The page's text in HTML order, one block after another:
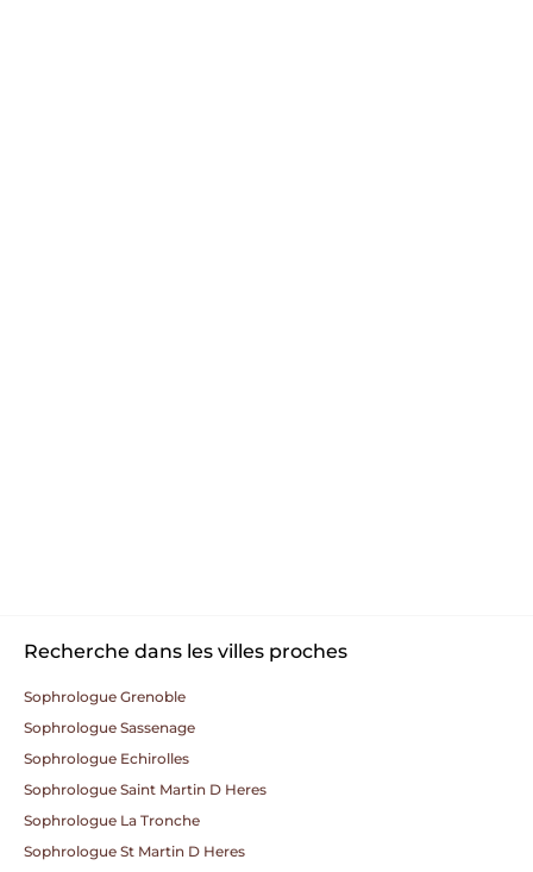
Recherche dans les villes proches
Sophrologue Grenoble
Sophrologue Sassenage
Sophrologue Echirolles
Sophrologue Saint Martin D Heres
Sophrologue La Tronche
Sophrologue St Martin D Heres